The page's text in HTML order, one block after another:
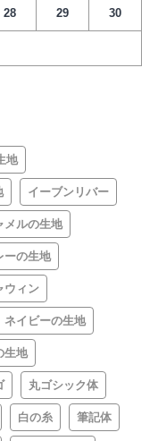
28 29 30
地
イーブンリバー
メルの生地
ーの生地
ウィン
ネイビーの生地
生地
丸ゴシック体
白の糸 筆記体